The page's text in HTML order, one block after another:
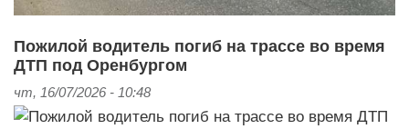
Пожилой водитель погиб на трассе во время
ДТП под Оренбургом
чт, 16/07/2026 - 10:48